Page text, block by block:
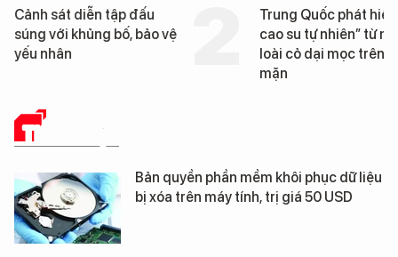
Cảnh sát diễn tập đấu
súng với khủng bố, bảo vệ
yếu nhân
Trung Quốc phát hiện
cao su tự nhiên” từ
loài cỏ dại mọc trên
mặn
THỦ THUẬT
Bản quyền phần mềm khôi phục dữ liệu
bị xóa trên máy tính, trị giá 50 USD